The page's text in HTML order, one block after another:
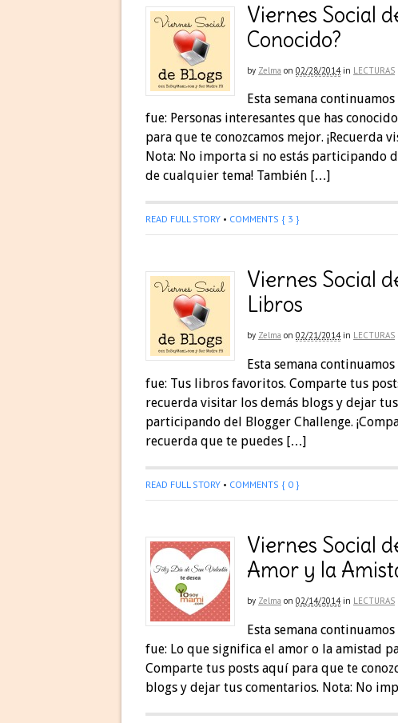
Viernes Social
Conocido?
by Zelma on 02/28/2014 in LECTURAS
Esta semana
fue: Personas interesantes que has
para que te conozcamos mejor. ¡Recuerda
Nota: No importa si no estás participando
de cualquier tema! También […]
READ FULL STORY • COMMENTS { 3 }
Viernes Social
Libros
by Zelma on 02/21/2014 in LECTURAS
Esta semana
fue: Tus libros favoritos. Comparte tus
recuerda visitar los demás blogs y dejar
participando del Blogger Challenge.
recuerda que te puedes […]
READ FULL STORY • COMMENTS { 0 }
Viernes Social
Amor y la
by Zelma on 02/14/2014 in LECTURAS
Esta semana
fue: Lo que significa el amor o la amistad
Comparte tus posts aquí para que te
blogs y dejar tus comentarios. Nota: No